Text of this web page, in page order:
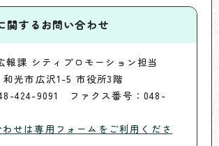
関するお問い合わせ
報課 シティプロモーション担当
光市広沢1-5 市役所3階
424-9091 ファクス番号：048-
せは専用フォームをご利用くださ